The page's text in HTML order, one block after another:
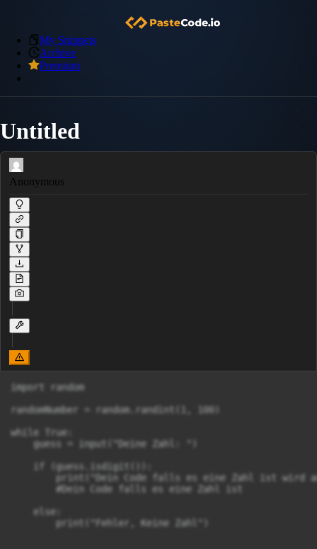
My Snippets
Archive
Premium
Untitled
Anonymous
import random
randomNumber = random.randint(1, 100)
while True:
    guess = input("Deine Zahl: ")
    if (guess.isdigit()):
print("Dein Code falls es eine Zahl ist wird
        #Dein Code falls es eine Zahl ist
    else:
        print("Fehler, Keine Zahl")